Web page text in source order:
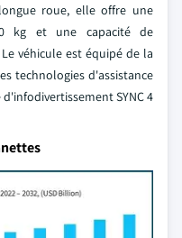
roue, elle offre une
kg et une capacité de
véhicule est équipé de la
technologies d'assistance
SYNC 4